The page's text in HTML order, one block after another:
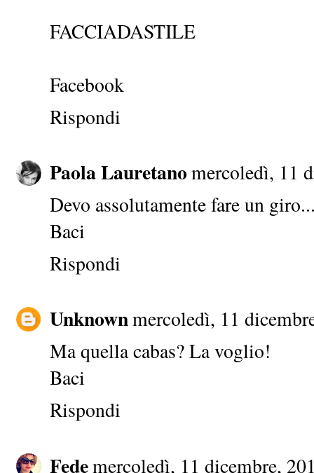
FACCIADASTILE
Facebook
Rispondi
Paola Lauretanomercoledì, 11
Devo assolutamente fare un
Baci
Rispondi
Unknownmercoledì, 11
Ma quella cabas? La voglio!
Baci
Rispondi
Fedemercoledì, 11 dicembre,